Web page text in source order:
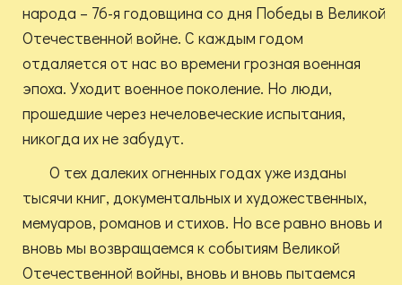
народа – 76-я годовщина со дня Победы в Великой
Отечественной войне. С каждым годом
отдаляется от нас во времени грозная военная
эпоха. Уходит военное поколение. Но люди,
прошедшие через нечеловеческие испытания,
никогда их не забудут.
О тех далеких огненных годах уже изданы
тысячи книг, документальных и художественных,
мемуаров, романов и стихов. Но все равно вновь и
вновь мы возвращаемся к событиям Великой
Отечественной войны, вновь и вновь пытаемся